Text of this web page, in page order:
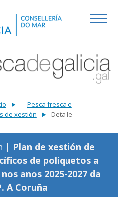
Pesca fresca e
de xestión Detalle
| Plan de xestión de
de poliquetos a
anos 2025-2027 da
A Coruña